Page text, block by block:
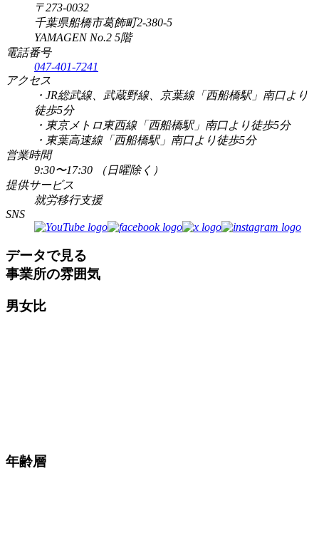
〒273-0032
千葉県船橋市葛飾町2-380-5
YAMAGEN No.2 5階
電話番号
047-401-7241
アクセス
・JR総武線、武蔵野線、京葉線「西船橋駅」南口より
徒歩5分
・東京メトロ東西線「西船橋駅」南口より徒歩5分
・東葉高速線「西船橋駅」南口より徒歩5分
営業時間
9:30〜17:30 （日曜除く）
提供サービス
就労移行支援
SNS
データで見る
事業所の雰囲気
男女比
年齢層